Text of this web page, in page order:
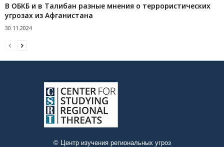
В ОБКБ и в Талибан разные мнения о террористических
угрозах из Афганистана
30.11.2024
© Центр изучения региональных угроз